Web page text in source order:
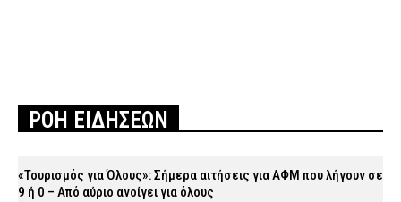
ΡΟΗ ΕΙΔΗΣΕΩΝ
«Τουρισμός για Όλους»: Σήμερα αιτήσεις για ΑΦΜ που λήγουν σε
9 ή 0 – Από αύριο ανοίγει για όλους